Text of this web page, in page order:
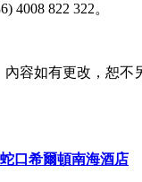
4008 822 322。
容如有更改，恕不
口希爾頓南海酒店